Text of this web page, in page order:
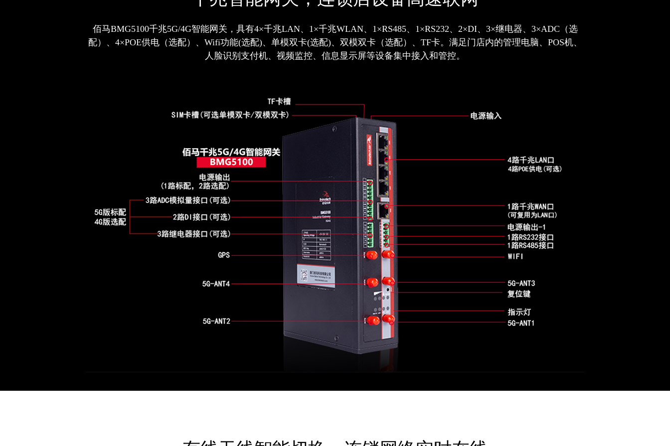
佰马BMG5100千兆5G/4G智能网关，具有4×千兆LAN、1×千兆WLAN、1×RS485、1×RS232、2×DI、3×继电器、3×ADC（选
配）、4×POE供电（选配）、Wifi功能(选配)、单模双卡(选配)、双模双卡（选配）、TF卡。满足门店内的管理电脑、POS机、
人脸识别支付机、视频监控、信息显示屏等设备集中接入和管控。